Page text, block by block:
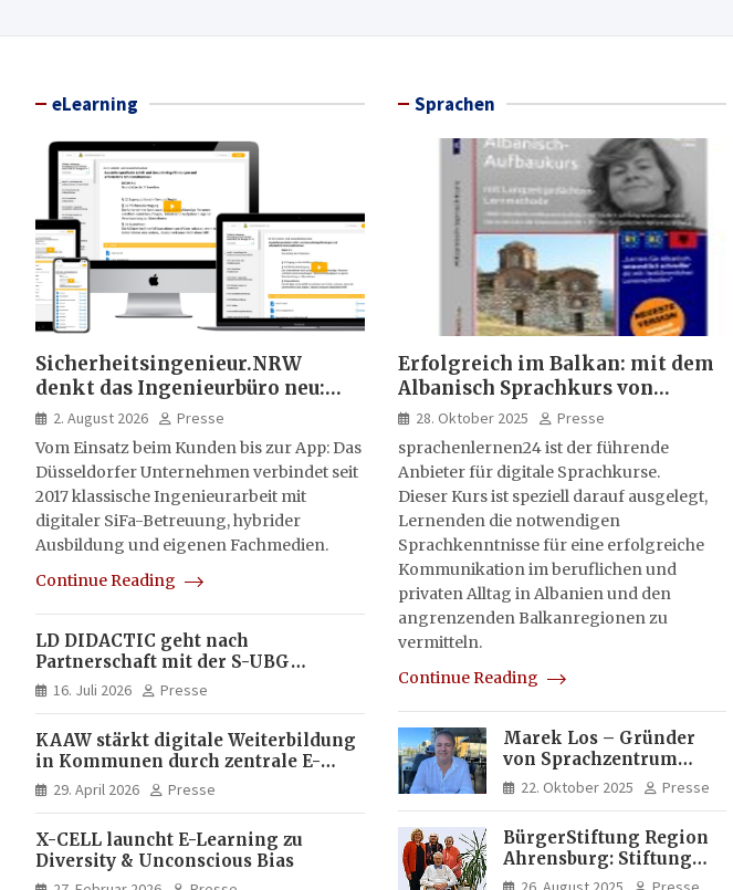
eLearning
Sicherheitsingenieur.NRW
denkt das Ingenieurbüro neu:
HSE-Beratung wird digital,
hybrid und multimedial
2. August 2026
Presse
Vom Einsatz beim Kunden bis zur App: Das
Düsseldorfer Unternehmen verbindet seit
2017 klassische Ingenieurarbeit mit
digitaler SiFa-Betreuung, hybrider
Ausbildung und eigenen Fachmedien.
Continue Reading
LD DIDACTIC geht nach
Partnerschaft mit der S-UBG
vollständig in Unternehmerhand
16. Juli 2026 Presse
KAAW stärkt digitale Weiterbildung
in Kommunen durch zentrale E-
Learning Plattform von X-CELL
29. April 2026 Presse
X-CELL launcht E-Learning zu
Diversity & Unconscious Bias
Sprachen
Erfolgreich im Balkan: mit dem
Albanisch Sprachkurs von
sprachenlernen24
28. Oktober 2025
Presse
sprachenlernen24 ist der führende
Anbieter für digitale Sprachkurse.
Dieser Kurs ist speziell darauf ausgelegt,
Lernenden die notwendigen
Sprachkenntnisse für eine erfolgreiche
Kommunikation im beruflichen und
privaten Alltag in Albanien und den
angrenzenden Balkanregionen zu
vermitteln.
Continue Reading
Marek Los – Gründer
von Sprachzentrum
Moose, Moose Casa
Italia und Apartamento
Experte für Bildung und
Investitionen in
Brasilien
22. Oktober 2025 Presse
BürgerStiftung Region
Ahrensburg: Stiftung
Dietrich+Gudrun Maaß